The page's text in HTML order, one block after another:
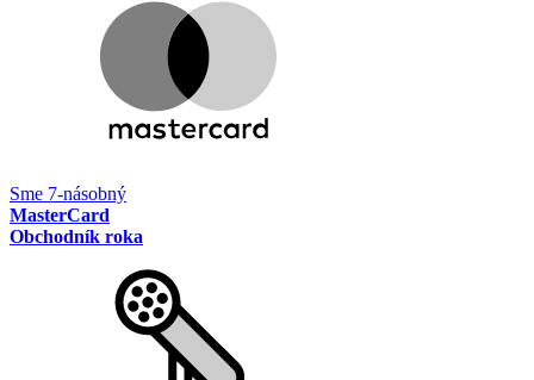
Sme 7-násobný
MasterCard
Obchodník roka